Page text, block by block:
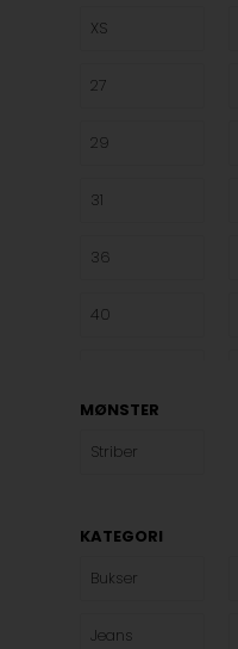
XS
27
29
31
36
40
MØNSTER
Striber
KATEGORI
Bukser
Jeans